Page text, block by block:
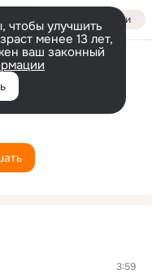
Войти
чтобы улучшить
менее 13 лет,
ваш законный
Story
3:59